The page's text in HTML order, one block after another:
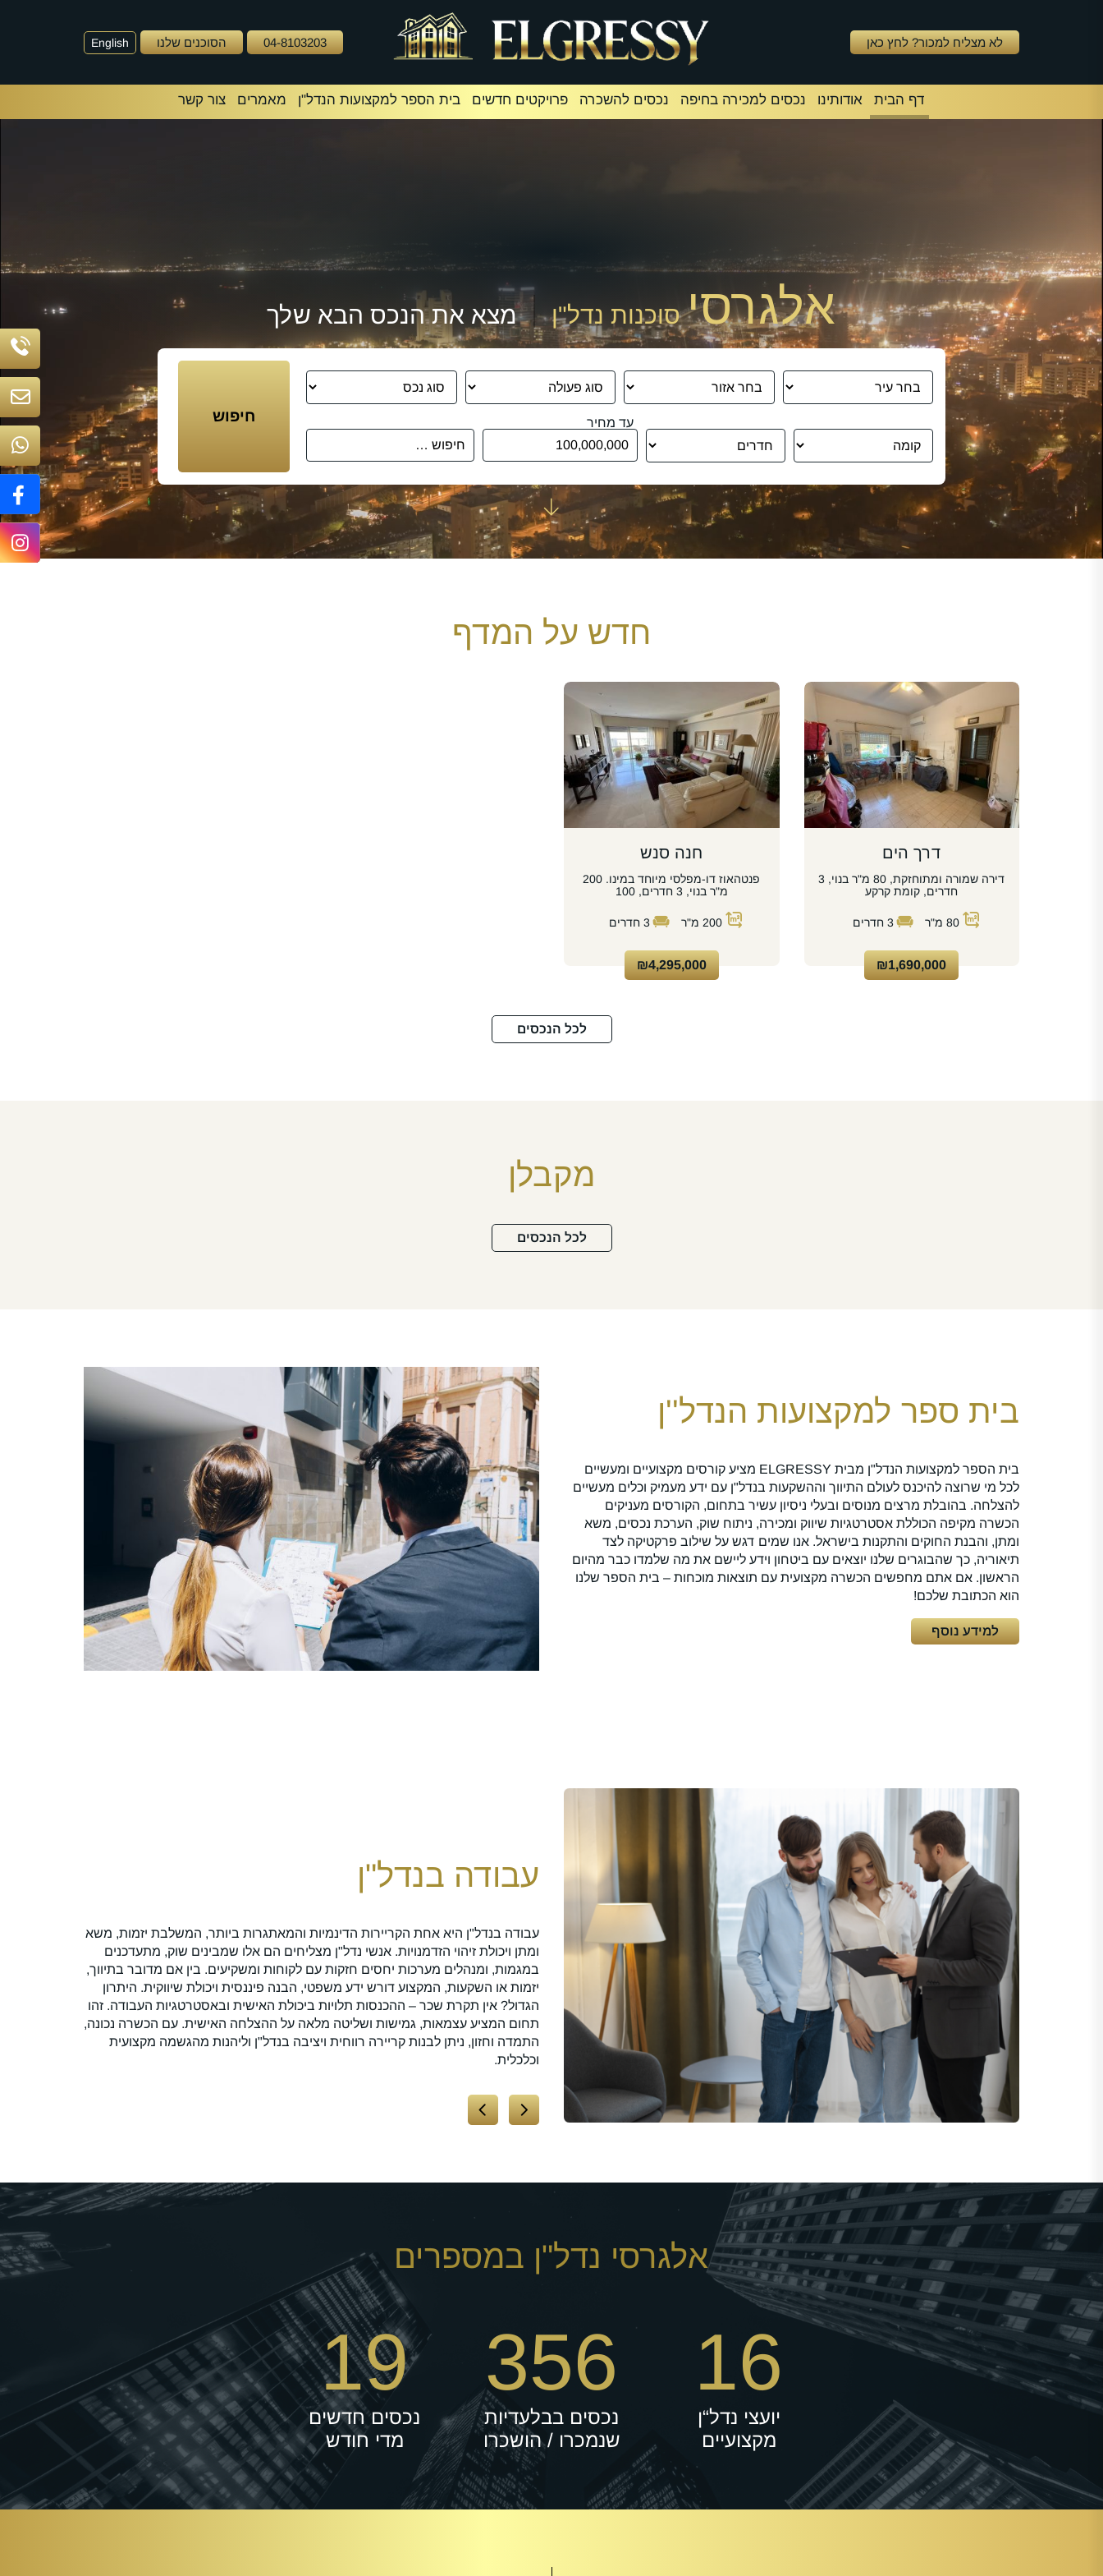
לא מצליח למכור? לחץ כאן 04-8103203 הסוכנים שלנו English
דף הבית אודותינו נכסים למכירה בחיפה נכסים להשכרה פרויקטים חדשים בית הספר למקצועות הנדל"ן מאמרים צור קשר
אלגרסי סוכנות נדל"ן מצא את הנכס הבא שלך
עד מחיר
חדש על המדף
דרך הים
דירה שמורה ומתוחזקת, 80 מ"ר בנוי, 3
חדרים, קומת קרקע
80 מ"ר 3 חדרים
₪1,690,000
חנה סנש
פנטהאוז דו-מפלסי מיוחד במינו. 200
מ"ר בנוי, 3 חדרים, 100
200 מ"ר 3 חדרים
₪4,295,000
לכל הנכסים
מקבלן
לכל הנכסים
בית ספר למקצועות הנדל''ן
בית הספר למקצועות הנדל"ן מבית ELGRESSY מציע קורסים מקצועיים ומעשיים
לכל מי שרוצה להיכנס לעולם התיווך וההשקעות בנדל"ן עם ידע מעמיק וכלים מעשיים
להצלחה. בהובלת מרצים מנוסים ובעלי ניסיון עשיר בתחום, הקורסים מעניקים
הכשרה מקיפה הכוללת אסטרטגיות שיווק ומכירה, ניתוח שוק, הערכת נכסים, משא
ומתן, והבנת החוקים והתקנות בישראל. אנו שמים דגש על שילוב פרקטיקה לצד
תיאוריה, כך שהבוגרים שלנו יוצאים עם ביטחון וידע ליישם את מה שלמדו כבר מהיום
הראשון. אם אתם מחפשים הכשרה מקצועית עם תוצאות מוכחות – בית הספר שלנו
הוא הכתובת שלכם!
למידע נוסף
למה כדאי ללמוד את התחום
אצלנו?
לימודים בבית הספר למקצועות הנדל"ן שלנו מעניקים לך את כל הכלים להצלחה
בעולם התיווך, ההשקעות והיזמות. אנו מציעים תוכניות לימוד מעשיות, המבוססות על
ניסיון רב-שנים והיכרות עמוקה עם שוק הנדל"ן הישראלי. הלימודים מועברים על ידי
מרצים מומחים עם ידע פרקטי ועדכני, וכוללים סימולציות, תרגולים, וליווי אישי. בנוסף,
אנו מספקים רשת קשרים רחבה, תמיכה מקצועית גם לאחר הקורס, וגישה לשיטות
העבודה המתקדמות ביותר בענף. אם אתה מחפש מסלול שמבטיח לא רק ידע אלא
גם יישום ותוצאות בשטח – אצלנו תמצא את הדרך הבטוחה לקריירה מצליחה בנדל"ן!
עבודה בנדל"ן
עבודה בנדל"ן היא אחת הקריירות הדינמיות והמאתגרות ביותר, המשלבת יזמות, משא
ומתן ויכולת זיהוי הזדמנויות. אנשי נדל"ן מצליחים הם אלו שמבינים שוק, מתעדכנים
במגמות, ומנהלים מערכות יחסים חזקות עם לקוחות ומשקיעים. בין אם מדובר בתיווך,
יזמות או השקעות, המקצוע דורש ידע משפטי, הבנה פיננסית ויכולת שיווקית. היתרון
הגדול? אין תקרת שכר – ההכנסות תלויות ביכולת האישית ובאסטרטגיות העבודה. זהו
תחום המציע עצמאות, גמישות ושליטה מלאה על ההצלחה האישית. עם הכשרה נכונה,
התמדה וחזון, ניתן לבנות קריירה רווחית ויציבה בנדל"ן וליהנות מהגשמה מקצועית
וכלכלית.
אלגרסי נדל"ן במספרים
16
יועצי נדל“ן
מקצועיים
356
נכסים בבלעדיות
שנמכרו / הושכרו
19
נכסים חדשים
מדי חודש